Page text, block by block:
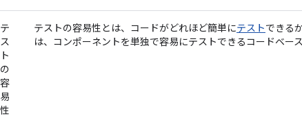
テ
ス
ト
の
容
易
性
テストの容易性とは、コードがどれほど簡単にテストできる
は、コンポーネントを単独で容易にテストできるコードベース